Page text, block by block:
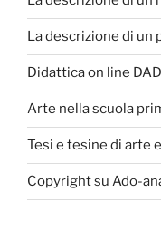
La descrizione di un
Didattica on line
Arte nella scuola
Tesi e tesine di arte
Copyright su Ado-